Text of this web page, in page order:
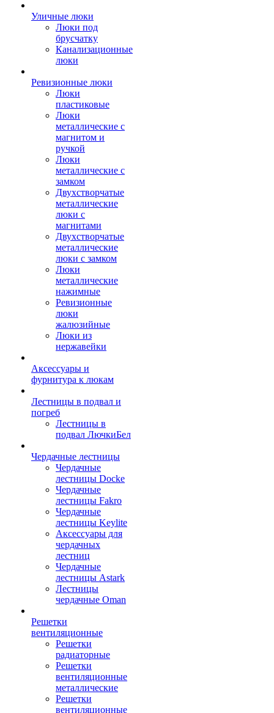
Уличные люки
Люки под
брусчатку
Канализационные
люки
Ревизионные люки
Люки
пластиковые
Люки
металлические с
магнитом и
ручкой
Люки
металлические с
замком
Двухстворчатые
металлические
люки с
магнитами
Двухстворчатые
металлические
люки с замком
Люки
металлические
нажимные
Ревизионные
люки
жалюзийные
Люки из
нержавейки
Аксессуары и
фурнитура к люкам
Лестницы в подвал и
погреб
Лестницы в
подвал ЛючкиБел
Чердачные лестницы
Чердачные
лестницы Docke
Чердачные
лестницы Fakro
Чердачные
лестницы Keylite
Аксессуары для
чердачных
лестниц
Чердачные
лестницы Astark
Лестницы
чердачные Oman
Решетки
вентиляционные
Решетки
радиаторные
Решетки
вентиляционные
металлические
Решетки
вентиляционные